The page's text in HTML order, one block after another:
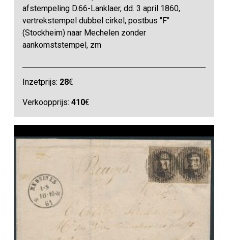
afstempeling D.66-Lanklaer, dd. 3 april 1860,
vertrekstempel dubbel cirkel, postbus "F"
(Stockheim) naar Mechelen zonder
aankomststempel, zm
Inzetprijs: 28€
Verkoopprijs:410€